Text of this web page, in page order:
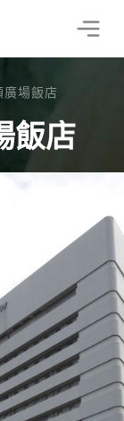
廣場飯店
飯店